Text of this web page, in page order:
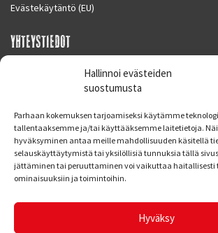
Hallinnoi evästeiden
suostumusta
Parhaan kokemuksen tarjoamiseksi käytämme
tallentaaksemme ja/tai käyttääksemme laitetietoja.
hyväksyminen antaa meille mahdollisuuden käsitellä
selauskäyttäytymistä tai yksilöllisiä tunnuksia tällä
jättäminen tai peruuttaminen voi vaikuttaa haitallisesti
ominaisuuksiin ja toimintoihin.
Hyväksy
Evästekäytäntö (EU)
YHTEYSTIEDOT
SUPERMOTO CENTER
Finland
Puh. 09 221 7088
info at supermotocenter.fi
Maanantai - Tiistai 09.00 - 17.00